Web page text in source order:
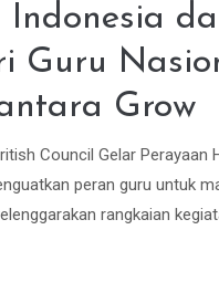
Indonesia
Guru
Grow
Council Gelar
peran guru untuk
rangkaian